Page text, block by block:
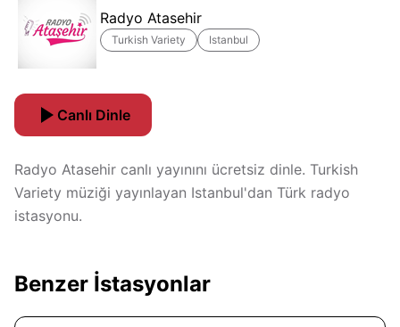
Radyo Atasehir
Turkish Variety Istanbul
Canlı Dinle
Radyo Atasehir canlı yayınını ücretsiz dinle. Turkish
Variety müziği yayınlayan Istanbul'dan Türk radyo
istasyonu.
Benzer İstasyonlar